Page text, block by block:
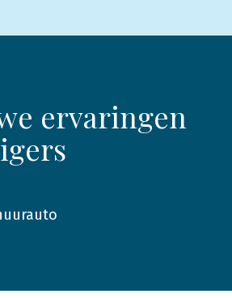
ervaringen